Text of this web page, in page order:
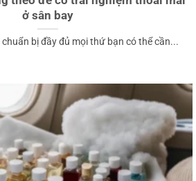
ở sân bay
chuẩn bị đầy đủ mọi thứ bạn có thể cần...